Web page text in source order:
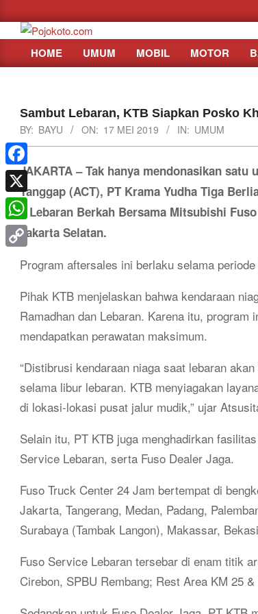
to
content
Primary
HOME UMUM MOBIL MOTOR
Sambut Lebaran, KTB Siapkan Posko
BY: BAYU ON: 17 MEI 2019 IN: UMUM
JAKARTA – Tak hanya mendonasikan
Tanggap (ACT), PT Krama Yudha Tiga
” Lebaran Berkah Bersama Mitsubishi
Jakarta Selatan.
Program aftersales ini berlaku selama
Pihak KTB menjelaskan bahwa kendaraan
Ramadhan dan Lebaran. Karena itu,
mendapatkan perawatan maksimum.
“Distibrusi kendaraan niaga saat lebaran
selama libur lebaran. KTB menyiagakan
di lokasi-lokasi pusat jalur mudik,” ujar
Selain itu, PT KTB juga menghadirkan
Service Lebaran, serta Fuso Dealer Jaga.
Fuso Truck Center 24 Jam bertempat di
Jakarta, Tangerang, Medan, Padang,
Surabaya (Tambak Langon), Makassar,
Fuso Service Lebaran tersebar di enam titik
Cirebon, SPBU Rembang; Rest Area KM 25
Facebook
X
WhatsApp
Copy